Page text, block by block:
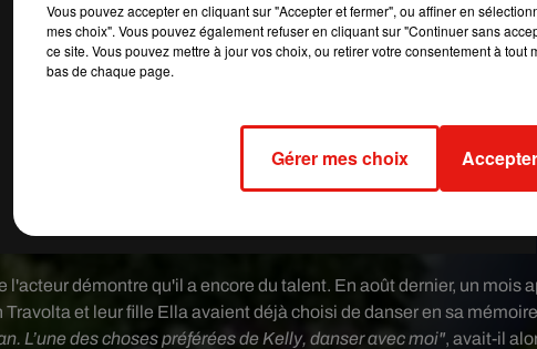
l'acteur démontre qu'il a encore du talent. En août dernier, un mois
Travolta et leur fille Ella avaient déjà choisi de danser en sa
L’une des choses préférées de Kelly, danser avec moi", avait-il
Vous pouvez accepter en cliquant sur "Accepter et fermer", ou affiner en
mes choix". Vous pouvez également refuser en cliquant sur "Continuer sans
ce site. Vous pouvez mettre à jour vos choix, ou retirer votre consentement à
bas de chaque page.
Gérer mes choix